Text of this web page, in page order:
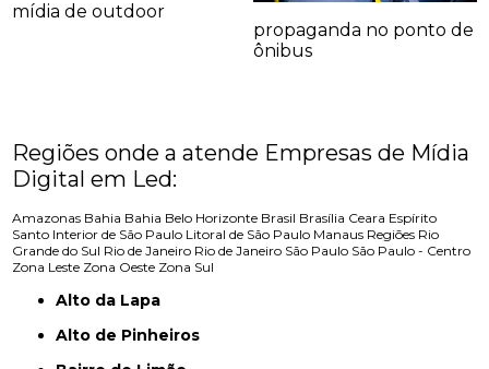
mídia de outdoor
propaganda no ponto de
ônibus
Regiões onde a atende Empresas de Mídia
Digital em Led:
Amazonas Bahia Bahia Belo Horizonte Brasil Brasília Ceara Espírito
Santo Interior de São Paulo Litoral de São Paulo Manaus Regiões Rio
Grande do Sul Rio de Janeiro Rio de Janeiro São Paulo São Paulo - Centro
Zona Leste Zona Oeste Zona Sul
Alto da Lapa
Alto de Pinheiros